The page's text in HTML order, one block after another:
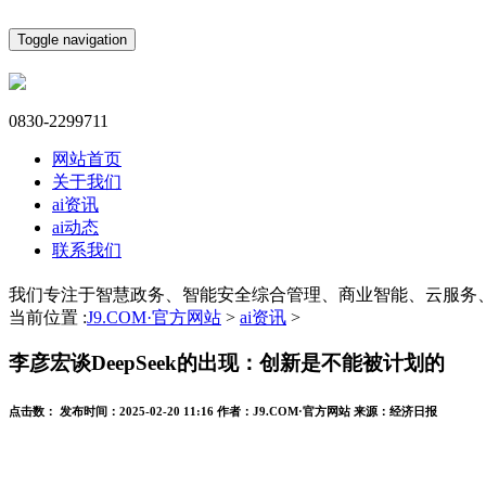
Toggle navigation
0830-2299711
网站首页
关于我们
ai资讯
ai动态
联系我们
我们专注于智慧政务、智能安全综合管理、商业智能、云服务
当前位置 :J9.COM·官方网站 > ai资讯 >
李彦宏谈DeepSeek的出现：创新是不能被计划的
点击数： 发布时间： 2025-02-20 11:16 作者： J9.COM·官方网站 来源： 经济日报